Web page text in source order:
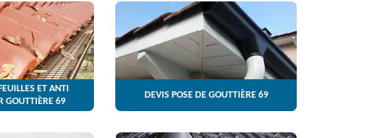
ET ANTI
GOUTTIÈRE 69
DEVIS POSE DE GOUTTIÈRE 69